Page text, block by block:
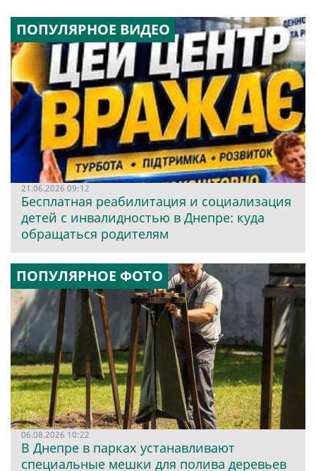
ПОПУЛЯРНОЕ ВИДЕО
21.06.2026 09:12
Бесплатная реабилитация и социализация
детей с инвалидностью в Днепре: куда
обращаться родителям
ПОПУЛЯРНОЕ ФОТО
06.08.2026 10:22
В Днепре в парках устанавливают
специальные мешки для полива деревьев